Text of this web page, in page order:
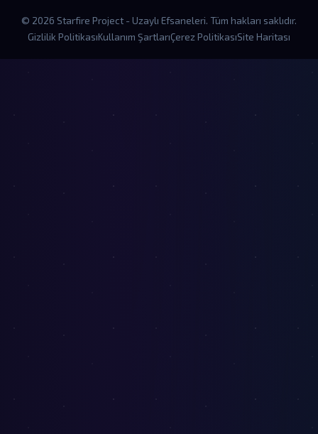
© 2026 Starfire Project - Uzaylı Efsaneleri. Tüm hakları saklıdır.
Gizlilik PolitikasıKullanım ŞartlarıÇerez PolitikasıSite Haritası